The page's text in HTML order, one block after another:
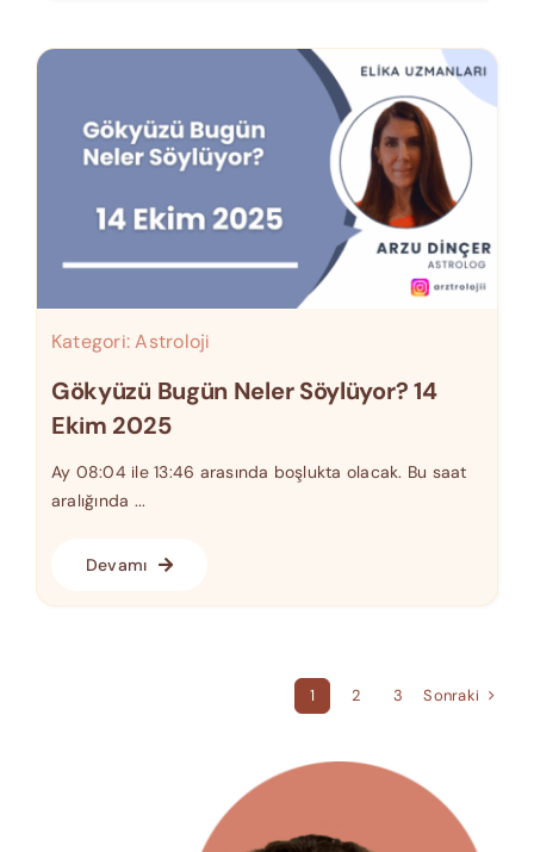
Kategori:Astroloji
Gökyüzü Bugün Neler Söylüyor? 14
Ekim 2025
Ay 08:04 ile 13:46 arasında boşlukta olacak. Bu saat
aralığında ...
Devamı
1 2 3 Sonraki